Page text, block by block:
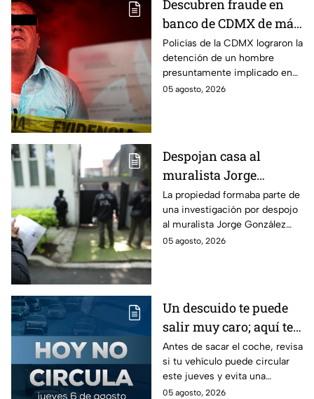
Descubren fraude en
banco de CDMX de más
de 400 mil pesos con
un cheque falso
Policías de la CDMX lograron la
detención de un hombre
presuntamente implicado en
un intento de fraude para
05 agosto, 2026
Despojan casa al
muralista Jorge
González Camarena en
la Del Valle y la
recupera| FOTOS
La propiedad formaba parte de
una investigación por despojo
al muralista Jorge González
Camarena por un predio en la
05 agosto, 2026
Un descuido te puede
salir muy caro; aquí te
contamos cómo queda
el Hoy No Circula para
este jueves
Antes de sacar el coche, revisa
si tu vehículo puede circular
este jueves y evita una
sanción que puede afectar tu
05 agosto, 2026